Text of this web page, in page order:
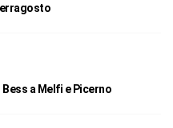
a Melfi e Picerno